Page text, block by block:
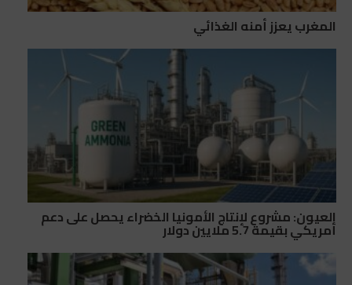
المغرب يعزز أمنه الغذائي
العيون: مشروع لإنتاج الأمونيا الخضراء يحصل على دعم
أمريكي بقيمة 5.7 ملايين دولار